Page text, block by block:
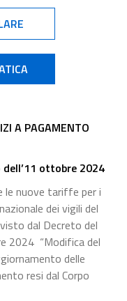
A PAGAMENTO
ottobre 2024
le nuove tariffe per i
dei vigili del
dal Decreto del
2024 “Modifica del
delle
resi dal Corpo